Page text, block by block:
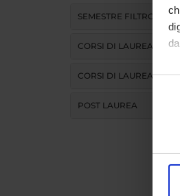
SEMESTRE FILTRO
CORSI DI LAUREA
CORSI DI LAUREA
POST LAUREA